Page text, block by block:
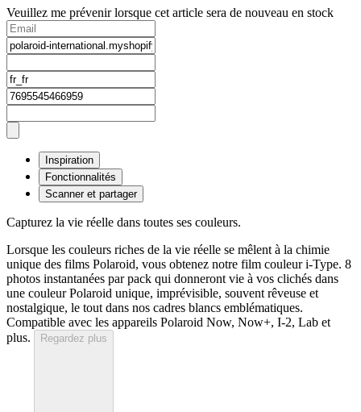
Veuillez me prévenir lorsque cet article sera de nouveau en stock
Inspiration
Fonctionnalités
Scanner et partager
Capturez la vie réelle dans toutes ses couleurs.
Lorsque les couleurs riches de la vie réelle se mêlent à la chimie
unique des films Polaroid, vous obtenez notre film couleur i-Type. 8
photos instantanées par pack qui donneront vie à vos clichés dans
une couleur Polaroid unique, imprévisible, souvent rêveuse et
nostalgique, le tout dans nos cadres blancs emblématiques.
Compatible avec les appareils Polaroid Now, Now+, I-2, Lab et
plus.
Regardez plus